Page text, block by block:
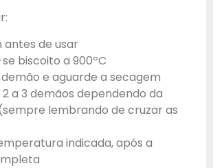
de usar
biscoito a 900ºC
e aguarde a secagem
a 3 demãos dependendo da
lembrando de cruzar as
indicada, após a